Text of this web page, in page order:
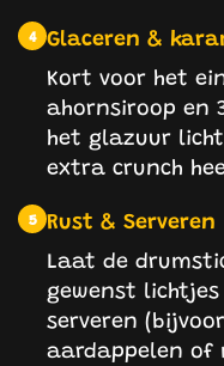
4 Glaceren &
Kort voor het
ahornsiroop en
het glazuur
extra crunch
5 Rust & Serveren
Laat de
gewenst
serveren
aardappelen of